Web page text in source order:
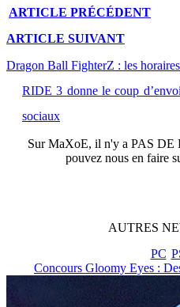
ARTICLE PRÉCÉDENT
ARTICLE SUIVANT
Dragon Ball FighterZ : les
RIDE 3 donne le coup
sociaux
SurMaXoE, il n'y a PAS DE
pouvez nous en faire
AUTRES
PC
Concours Gloomy Eyes :